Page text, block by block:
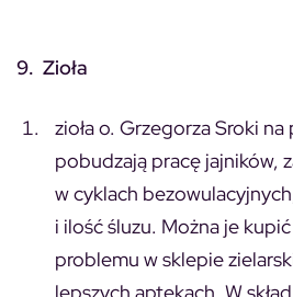
9. Zioła
zioła o. Grzegorza Sroki na
pobudzają pracę jajników,
w cyklach
i ilość śluzu. Można je
problemu w sklepie
lepszych aptekach. W